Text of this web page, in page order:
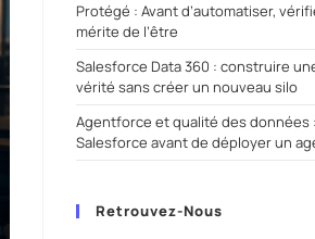
Protégé : Avant d’automatiser,
mérite de l’être
Salesforce Data 360 : construire
vérité sans créer un nouveau silo
Agentforce et qualité des données
Salesforce avant de déployer un
Retrouvez-Nous